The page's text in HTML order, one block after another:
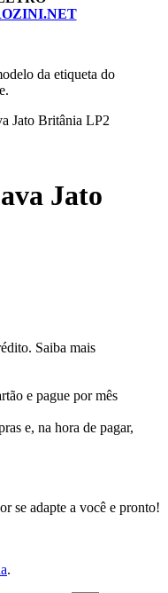
da etiqueta do
Jato Britânia LP2
Jato
Saiba mais
e pague por mês
e, na hora de pagar,
se adapte a você e pronto!
.